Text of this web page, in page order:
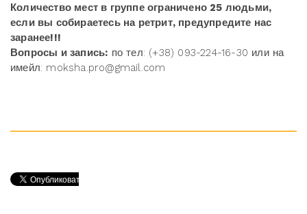
Количество мест в группе ограничено 25 людьми,
если вы собираетесь на ретрит, предупредите нас
заранее!!!
Вопросы и запись: по тел: (+38) 093-224-16-30 или на
имейл: moksha.pro@gmail.com